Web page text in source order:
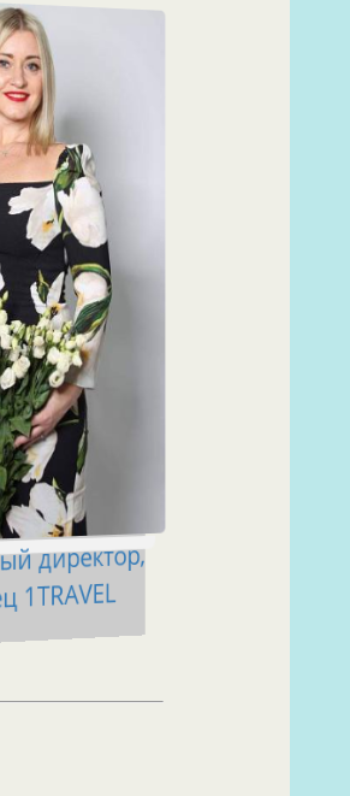
директор,
1TRAVEL